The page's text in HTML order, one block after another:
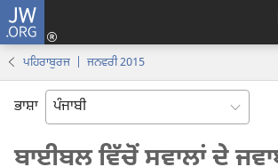
JW.ORG
ਪਹਿਰਾਬੁਰਜ | ਜਨਵਰੀ 2015
ਭਾਸ਼ਾ
ਬਾਈਬਲ ਵਿੱਚੋਂ ਸਵਾਲਾਂ ਦੇ